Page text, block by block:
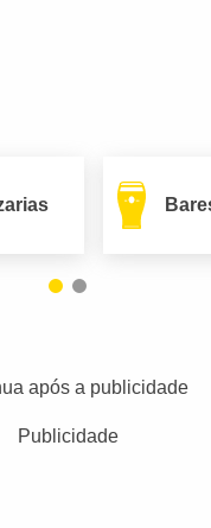
após a publicidade
Publicidade